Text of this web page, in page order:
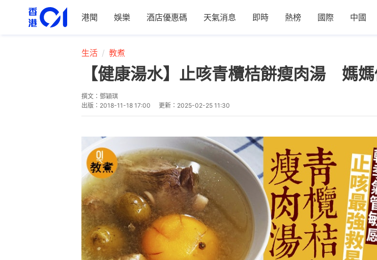
港聞 娛樂 酒店優惠碼 天氣消息 即時 熱榜 國際 中國
生活 教煮
【健康湯水】止咳青欖桔餅瘦肉湯 媽
撰文： 鄧穎琪
出版： 2018-11-18 17:00 更新： 2025-02-25 11:30